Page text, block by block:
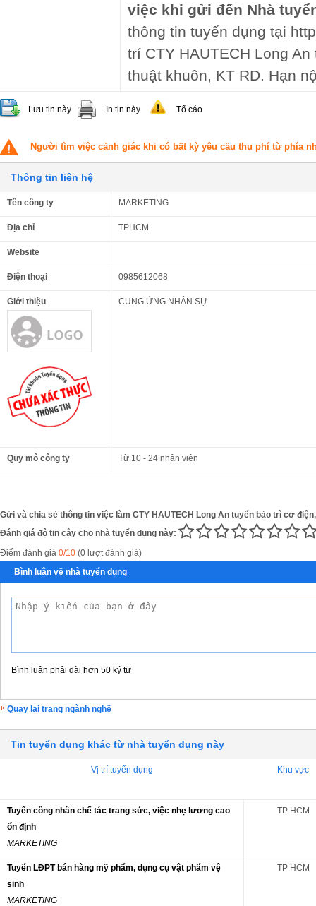
việc khi gửi đến Nhà
thông tin tuyển dụng tại
trí CTY HAUTECH Long
thuật khuôn, KT RD. Hạn
Lưu tin này In tin này Tố cáo
Người tìm việc cảnh giác khi có bất kỳ yêu cầu thu phí từ phía
Thông tin liên hệ
Tên công ty MARKETING
Địa chỉ TPHCM
Website
Điện thoại 0985612068
Giới thiệu CUNG ỨNG NHÂN SỰ
Quy mô công ty Từ 10 - 24 nhân viên
Gửi và chia sẻ thông tin việc làm CTY HAUTECH Long An tuyển bảo trì cơ
Đánh giá độ tin cậy cho nhà tuyển dụng này:
Điểm đánh giá 0/10 (0 lượt đánh giá)
Bình luận về nhà tuyển dụng
Bình luận phải dài hơn 50 ký tự
Quay lại trang ngành nghề
Tin tuyển dụng khác từ nhà tuyển dụng này
Vị trí tuyển dụng Khu vực
Tuyển công nhân chế tác trang sức, việc nhẹ lương cao
ổn định
MARKETING
TP HCM
Tuyển LĐPT bán hàng mỹ phẩm, dụng cụ vật phẩm vệ
sinh
MARKETING
TP HCM